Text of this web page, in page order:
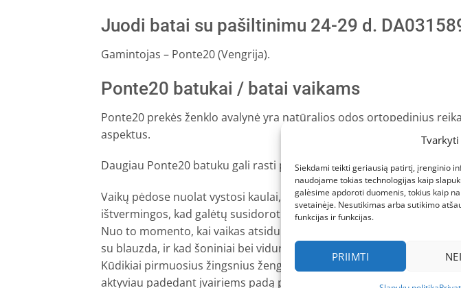
Siekdami teikti geriausią patirtį, įrenginio
naudojame tokias technologijas kaip
galėsime apdoroti duomenis, tokius kaip
svetainėje. Nesutikimas arba sutikimo
funkcijas ir funkcijas.
PRIIMTI
Juodi batai su pašiltinimu 24-29 d.
Gamintojas – Ponte20 (Vengrija).
Ponte20 batukai / batai vaikams
Ponte20 prekės ženklo avalynė yra natūralios odos ortopedinius
aspektus.
Daugiau Ponte20 batuku gali rasti paspaudęšią nuorodą.
Vaikų pėdose nuolat vystosi kaulai, raumenys ir raiščiai, kad pėdos
ištvermingos, kad galėtų susidoroti su kasdieniais iššūkiais.
Nuo to momento, kai vaikas atsiduria vertikalioje padėtyje, tai, kad
su blauzda, ir kad šoniniai bei viduriniai išilginiai skliautai dar nėra
Kūdikiai pirmuosius žingsnius žengia svoriu užsidėję vidinį pado
aktyviau padedant įvairiems padą pakeliantiems raumenims, vis